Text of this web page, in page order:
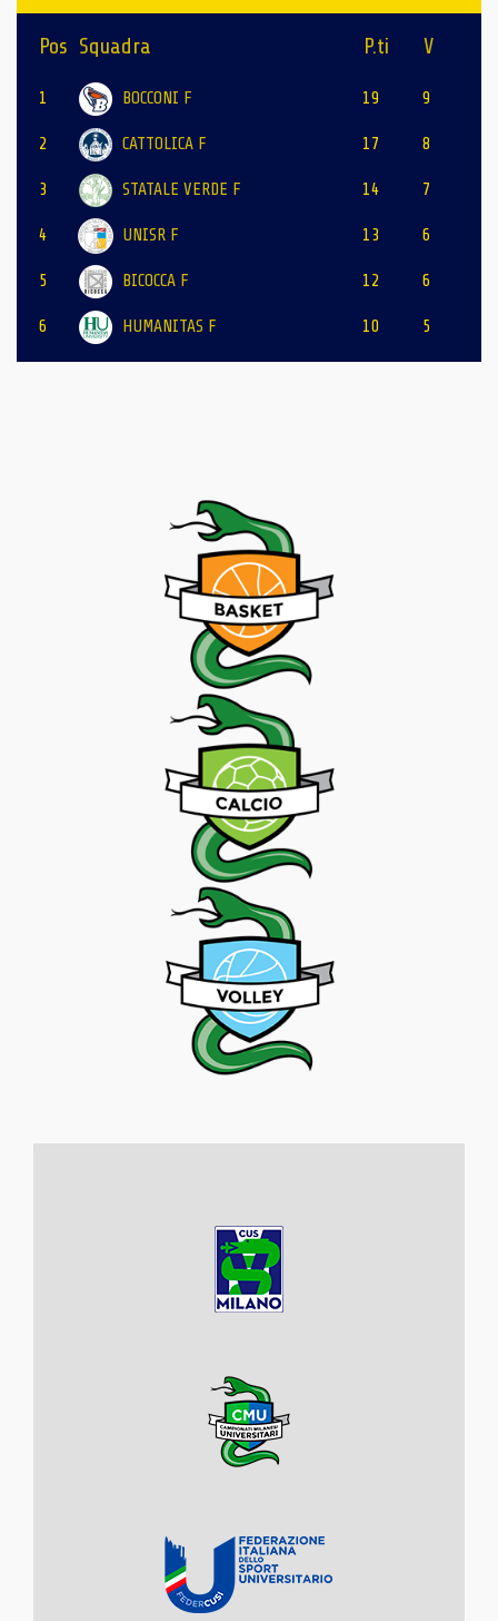
Pos Squadra P.ti V
1 BOCCONI F 19 9
2 CATTOLICA F 17 8
3 STATALE VERDE F 14 7
4 UNISR F 13 6
5 BICOCCA F 12 6
6 HUMANITAS F 10 5